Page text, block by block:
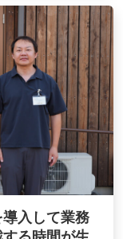
導入して業務